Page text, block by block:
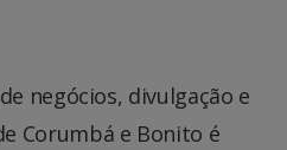
negócios, divulgação e
Corumbá e Bonito é